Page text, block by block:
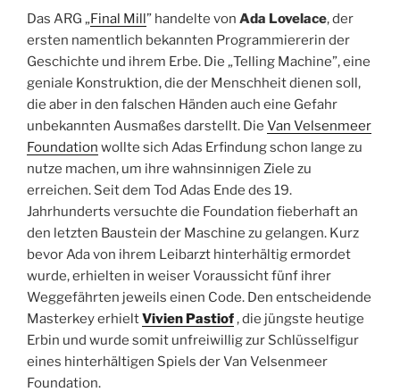
Das ARG „Final Mill” handelte von Ada Lovelace, der
ersten namentlich bekannten Programmiererin der
Geschichte und ihrem Erbe. Die „Telling Machine”, eine
geniale Konstruktion, die der Menschheit dienen soll,
die aber in den falschen Händen auch eine Gefahr
unbekannten Ausmaßes darstellt. Die Van Velsenmeer
Foundation wollte sich Adas Erfindung schon lange zu
nutze machen, um ihre wahnsinnigen Ziele zu
erreichen. Seit dem Tod Adas Ende des 19.
Jahrhunderts versuchte die Foundation fieberhaft an
den letzten Baustein der Maschine zu gelangen. Kurz
bevor Ada von ihrem Leibarzt hinterhältig ermordet
wurde, erhielten in weiser Voraussicht fünf ihrer
Weggefährten jeweils einen Code. Den entscheidende
Masterkey erhieltVivien Pastiof, die jüngste heutige
Erbin und wurde somit unfreiwillig zur Schlüsselfigur
eines hinterhältigen Spiels der Van Velsenmeer
Foundation.